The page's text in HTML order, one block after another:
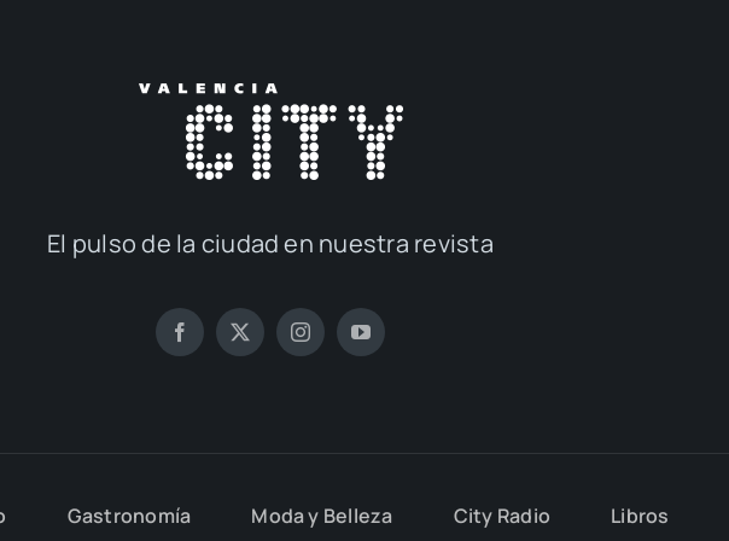
El pul­so de la ciu­dad en nues­tra revis­ta
Gas­tro­no­mía Moda y Belle­za City Radio Libros